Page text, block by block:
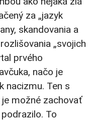
za „jazyk
skandovania a
„svojich
prvého
načo je
nacizmu. Ten s
možné zachovať
To